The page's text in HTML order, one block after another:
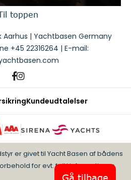
toppen
Gå tilbage
| Yachtbasen Germany
+45 22316264 | E-mail:
Kundeudtalelser
er givet til Yacht Basen af bådens
for evt. fejl i informationer.